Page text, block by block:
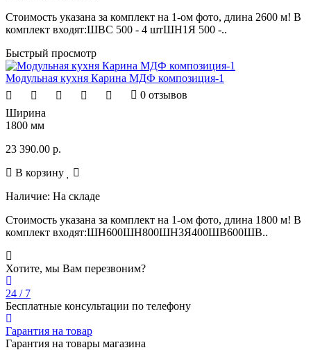
Стоимость указана за комплект на 1-ом фото, длина 2600 м! В
комплект входят:ШВС 500 - 4 штШН1Я 500 -..
Быстрый просмотр
Модульная кухня Карина МДФ композиция-1
0 отзывов
Ширина
1800 мм
23 390.00 р.
В корзину
Наличие: На складе
Стоимость указана за комплект на 1-ом фото, длина 1800 м! В
комплект входят:ШН600ШН800ШН3Я400ШВ600ШВ..
Хотите, мы Вам перезвоним?
24 / 7
Бесплатные консультации по телефону
Гарантия на товар
Гарантия на товары магазина